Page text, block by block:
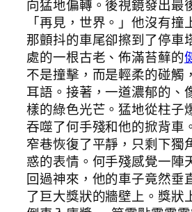
向猛地偏轉。後視鏡發出最
「再見，世界。」他沒有撞
那顫抖的車尾卻擦到了停車
處的一根古老、佈滿苔蘚的
不是撞擊，而是輕柔的碰觸
耳語。接著，一道濃郁的、
樣的綠色光芒。猛地從柱子
吞噬了何手殘和他的掀背車
窄巷恢復了平靜，只剩下獨
惑的表情。何手殘感覺一陣
回過神來，他的車子竟然垂
了巨大獎狀的牆壁上。獎狀